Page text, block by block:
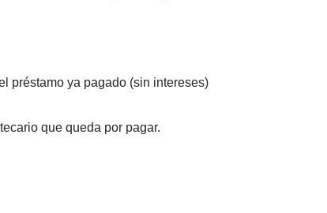
préstamo ya pagado (sin intereses)
que queda por pagar.